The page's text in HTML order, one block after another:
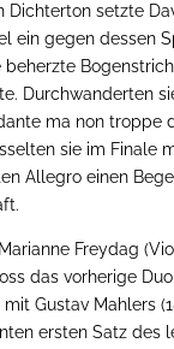
Dichterton setzte
ein gegen dessen
beherzte
Durchwanderten
ma non troppe
sie im Finale
Allegro einen
Freydag
das vorherige Duo
Gustav Mahlers
ersten Satz des